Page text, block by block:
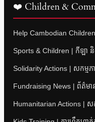
❤️ Children &
Help Cambodian
Sports & Children | កីឡា និ
Solidarity Actions | សកម្មភ
Fundraising News | ព័ត៌មាន
Humanitarian Actions | ស